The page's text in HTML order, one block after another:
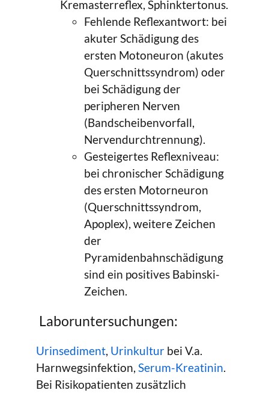
Kremasterreflex, Sphinktertonus.
Fehlende Reflexantwort: bei
akuter Schädigung des
ersten Motoneuron (akutes
Querschnittssyndrom) oder
bei Schädigung der
peripheren Nerven
(Bandscheibenvorfall,
Nervendurchtrennung).
Gesteigertes Reflexniveau:
bei chronischer Schädigung
des ersten Motorneuron
(Querschnittssyndrom,
Apoplex), weitere Zeichen
der
Pyramidenbahnschädigung
sind ein positives Babinski-
Zeichen.
Laboruntersuchungen:
Urinsediment Urinkultur bei V.a.
Harnwegsinfektion, Serum-Kreatinin
Bei Risikopatienten zusätzlich